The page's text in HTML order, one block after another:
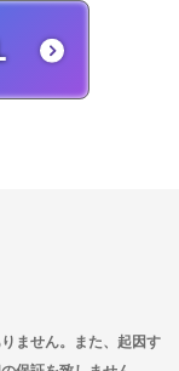
ません。また、起因す